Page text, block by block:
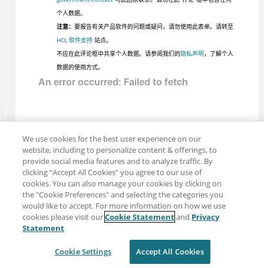
个人数据。
注意： 要报告有关产品软件的问题或疑问，请勿使用此表单。请转至
HCL 软件支持站点。
不应在此评论框中共享个人数据。请参阅我们的隐私声明，了解个人
数据的使用方式。
分享：电子邮件
推特
使用条款
We use cookies for the best user experience on our
website, including to personalize content & offerings, to
provide social media features and to analyze traffic. By
clicking “Accept All Cookies” you agree to our use of
cookies. You can also manage your cookies by clicking on
the "Cookie Preferences" and selecting the categories you
would like to accept. For more information on how we use
cookies please visit ourCookie Statementand Privacy
Statement
Cookie Settings Accept All Cookies